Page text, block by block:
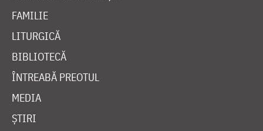
FAMILIE
LITURGICĂ
BIBLIOTECĂ
ÎNTREABĂ PREOTUL
MEDIA
ȘTIRI